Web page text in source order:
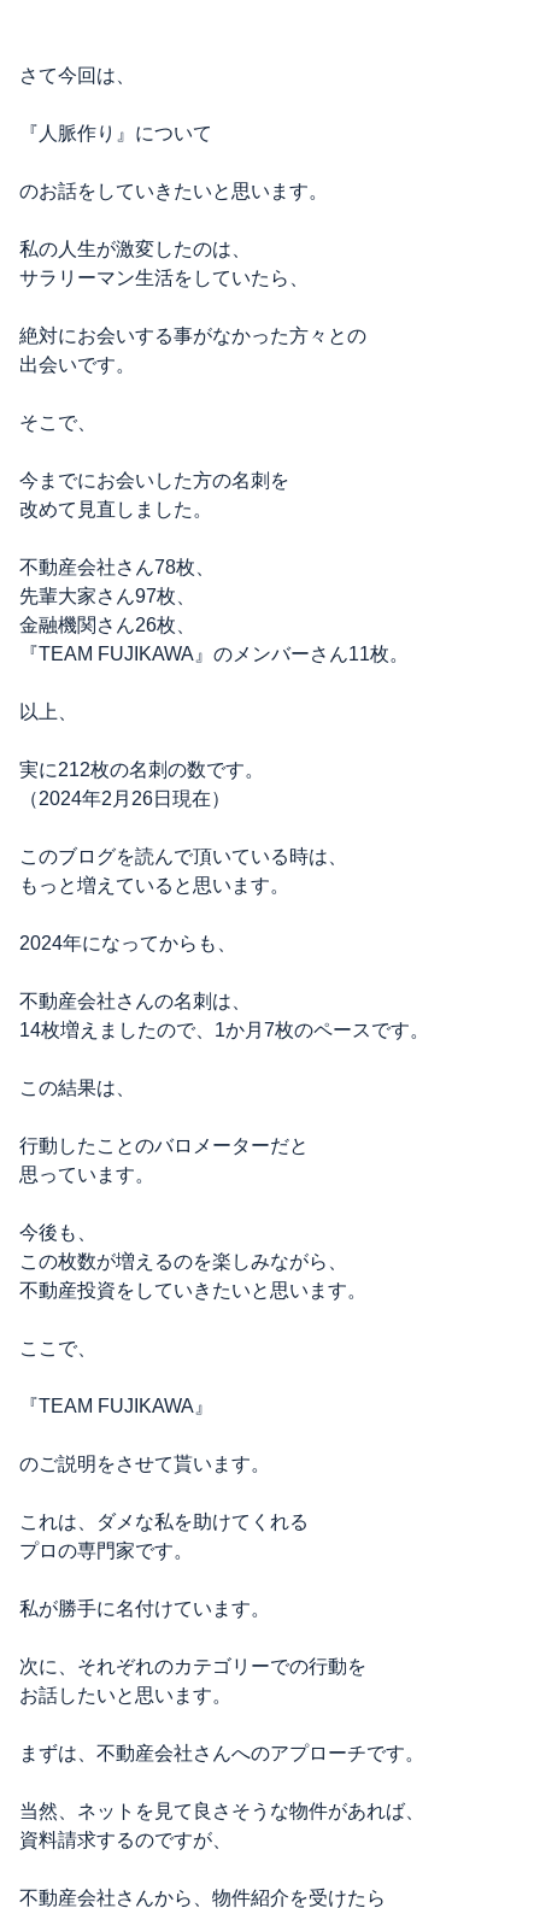
さて今回は、
『人脈作り』について
のお話をしていきたいと思います。
私の人生が激変したのは、
サラリーマン生活をしていたら、
絶対にお会いする事がなかった方々との
出会いです。
そこで、
今までにお会いした方の名刺を
改めて見直しました。
不動産会社さん78枚、
先輩大家さん97枚、
金融機関さん26枚、
『TEAM FUJIKAWA』のメンバーさん11枚。
以上、
実に212枚の名刺の数です。
（2024年2月26日現在）
このブログを読んで頂いている時は、
もっと増えていると思います。
2024年になってからも、
不動産会社さんの名刺は、
14枚増えましたので、1か月7枚のペースです。
この結果は、
行動したことのバロメーターだと
思っています。
今後も、
この枚数が増えるのを楽しみながら、
不動産投資をしていきたいと思います。
ここで、
『TEAM FUJIKAWA』
のご説明をさせて貰います。
これは、ダメな私を助けてくれる
プロの専門家です。
私が勝手に名付けています。
次に、それぞれのカテゴリーでの行動を
お話したいと思います。
まずは、不動産会社さんへのアプローチです。
当然、ネットを見て良さそうな物件があれば、
資料請求するのですが、
不動産会社さんから、物件紹介を受けたら